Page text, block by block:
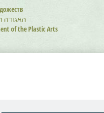
האגודה
of the Plastic Arts